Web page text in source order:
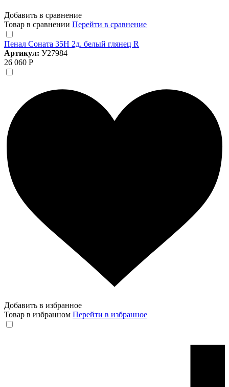
Добавить в сравнение
Товар в сравнении Перейти в сравнение
Пенал Соната 35Н 2д. белый глянец R
Артикул: У27984
26 060 Р
Добавить в избранное
Товар в избранном Перейти в избранное